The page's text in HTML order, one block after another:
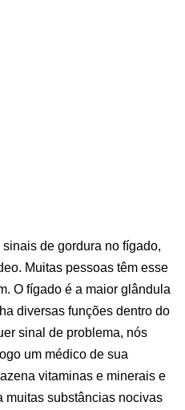
de gordura no fígado,
Muitas pessoas têm esse
O fígado é a maior glândula
diversas funções dentro do
sinal de problema, nós
um médico de sua
vitaminas e minerais e
muitas substâncias nocivas